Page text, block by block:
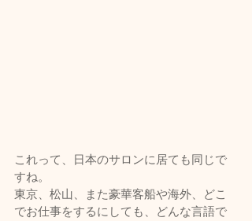
これって、日本のサロンに居ても同じで
すね。
東京、松山、また豪華客船や海外、どこ
でお仕事をするにしても、どんな言語で